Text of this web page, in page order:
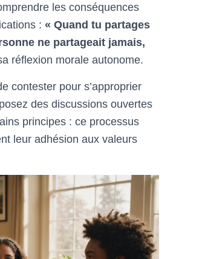
les conséquences
: « Quand tu partages
ne partageait jamais,
réflexion morale autonome.
contester pour s’approprier
des discussions ouvertes
principes : ce processus
leur adhésion aux valeurs